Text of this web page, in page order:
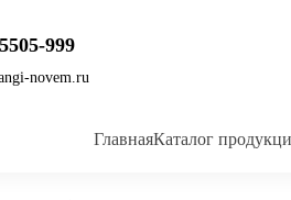
999
novem.ru
ГлавнаяКаталог